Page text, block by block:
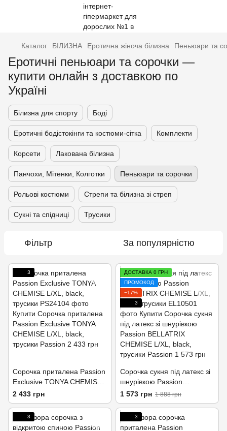
Каталог БІЛИЗНА Еротична жіноча білизна Пеньюари та
Еротичні пеньюари та сорочки —
купити онлайн з доставкою по
Україні
Білизна для спорту Боді
Еротичні бодістокінги та костюми-сітка Комплекти
Корсети Лакована білизна
Панчохи, Мітенки, Колготки Пеньюари та сорочки
Рольові костюми Стрепи та білизна зі стреп
Сукні та спідниці Трусики
Фільтр За популярністю
3
Сорочка приталена Passion
Exclusive TONYA CHEMISE
L/XL, black, трусики
2 433 грн
ДОСТАВКА 0 ГРН
ПРОМОКОД
−17%
3
Сорочка сукня під латекс зі
шнурівкою Passion
BELLATRIX CHEMISE L/XL,
black, трусики
1 573 грн 1 888 грн
3 3